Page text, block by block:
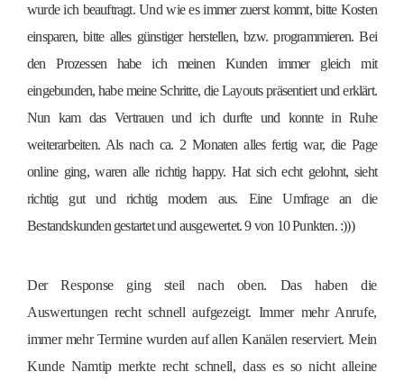
wurde ich beauftragt. Und wie es immer zuerst kommt, bitte Kosten
einsparen, bitte alles günstiger herstellen, bzw. programmieren. Bei
den Prozessen habe ich meinen Kunden immer gleich mit
eingebunden, habe meine Schritte, die Layouts präsentiert und erklärt.
Nun kam das Vertrauen und ich durfte und konnte in Ruhe
weiterarbeiten. Als nach ca. 2 Monaten alles fertig war, die Page
online ging, waren alle richtig happy. Hat sich echt gelohnt, sieht
richtig gut und richtig modern aus. Eine Umfrage an die
Bestandskunden gestartet und ausgewertet. 9 von 10 Punkten. :)))
Der Response ging steil nach oben. Das haben die
Auswertungen recht schnell aufgezeigt. Immer mehr Anrufe,
immer mehr Termine wurden auf allen Kanälen reserviert. Mein
Kunde Namtip merkte recht schnell, dass es so nicht alleine